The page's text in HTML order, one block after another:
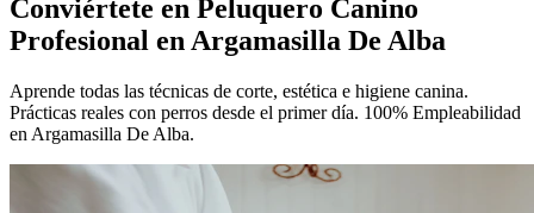
Conviértete en Peluquero Canino
Profesional en Argamasilla De Alba
Aprende todas las técnicas de corte, estética e higiene canina.
Prácticas reales con perros desde el primer día. 100% Empleabilidad
en Argamasilla De Alba.